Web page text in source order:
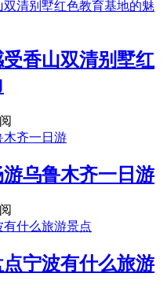
香山双清别墅红
乌鲁木齐一日游
宁波有什么旅游